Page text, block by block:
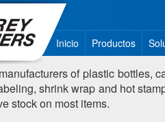
Inicio Productos
of plastic bottles,
shrink wrap and hot
stock on most items.